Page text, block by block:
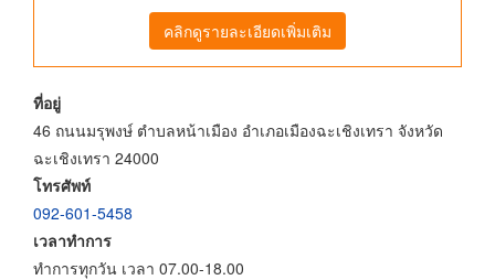
คลิกดูรายละเอียดเพิ่มเติม
ที่อยู่
46 ถนนมรุพงษ์ ตำบลหน้าเมือง อำเภอเมืองฉะเชิงเทรา จังหวัด
ฉะเชิงเทรา 24000
โทรศัพท์
092-601-5458
เวลาทำการ
ทำการทุกวัน เวลา 07.00-18.00